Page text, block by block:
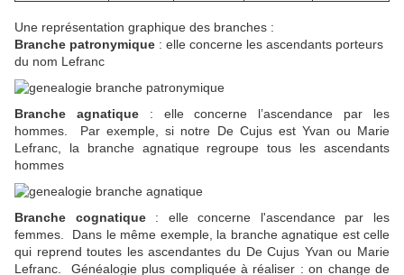
Une représentation graphique des branches :
Branche patronymique : elle concerne les ascendants porteurs
du nom Lefranc
Branche agnatique: elle concerne l’ascendance par les
hommes. Par exemple, si notre De Cujus est Yvan ou Marie
Lefranc, la branche agnatique regroupe tous les ascendants
hommes
Branche cognatique: elle concerne l'ascendance par les
femmes. Dans le même exemple, la branche agnatique est celle
qui reprend toutes les ascendantes du De Cujus Yvan ou Marie
Lefranc. Généalogie plus compliquée à réaliser : on change de